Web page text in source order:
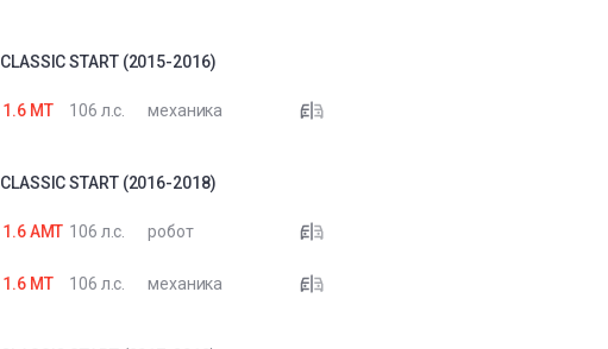
CLASSIC START (2015-2016)
1.6 MT 106 л.с. механика
CLASSIC START (2016-2018)
1.6 AMT 106 л.с. робот
1.6 MT 106 л.с. механика